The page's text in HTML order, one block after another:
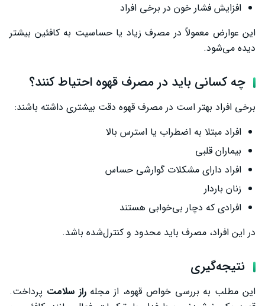
افزایش فشار خون در برخی افراد
این عوارض معمولاً در مصرف زیاد یا حساسیت به کافئین بیشتر
دیده می‌شود.
چه کسانی باید در مصرف قهوه احتیاط کنند؟
برخی افراد بهتر است در مصرف قهوه دقت بیشتری داشته باشند:
افراد مبتلا به اضطراب یا استرس بالا
بیماران قلبی
افراد دارای مشکلات گوارشی حساس
زنان باردار
افرادی که دچار بی‌خوابی هستند
در این افراد، مصرف باید محدود و کنترل‌شده باشد.
نتیجه‌گیری
این مطلب به بررسی خواص قهوه، از مجلهراز سلامت پرداخت.